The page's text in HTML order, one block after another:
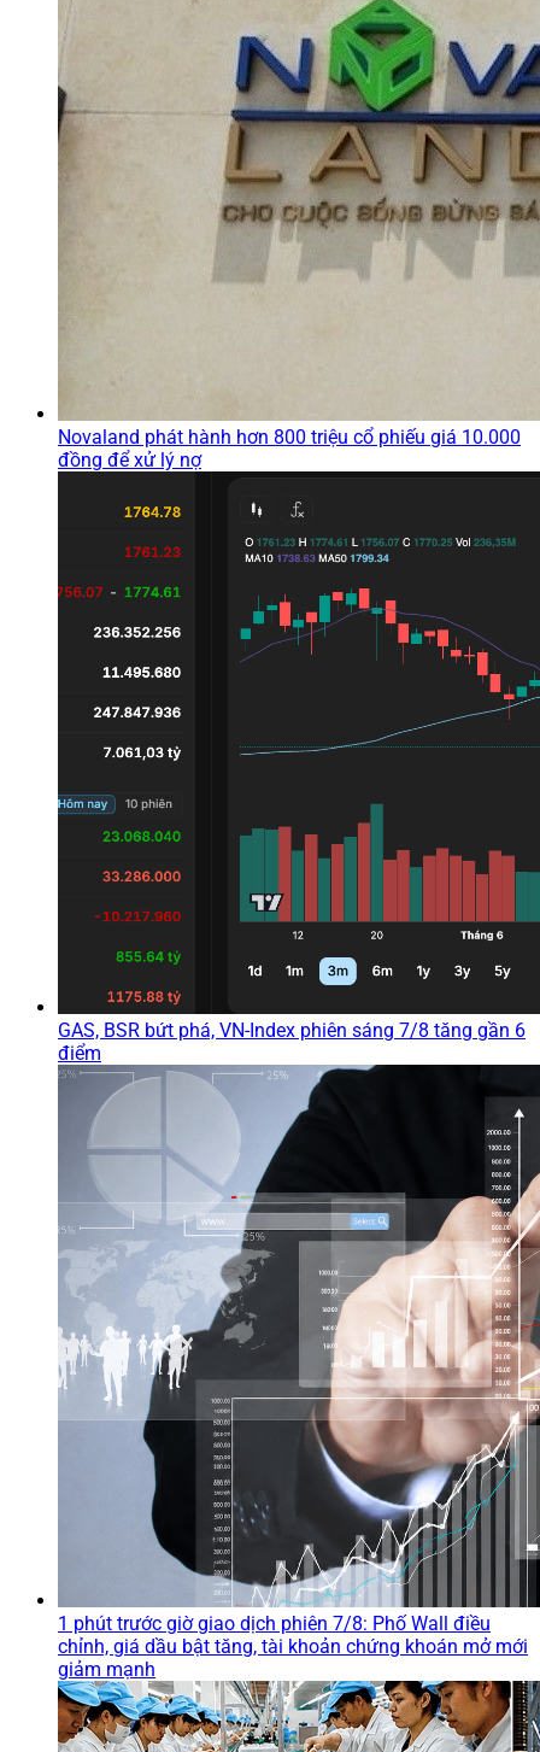
Novaland phát hành hơn 800 triệu cổ phiếu giá 10.000
đồng để xử lý nợ
GAS, BSR bứt phá, VN-Index phiên sáng 7/8 tăng gần 6
điểm
1 phút trước giờ giao dịch phiên 7/8: Phố Wall điều
chỉnh, giá dầu bật tăng, tài khoản chứng khoán mở mới
giảm mạnh